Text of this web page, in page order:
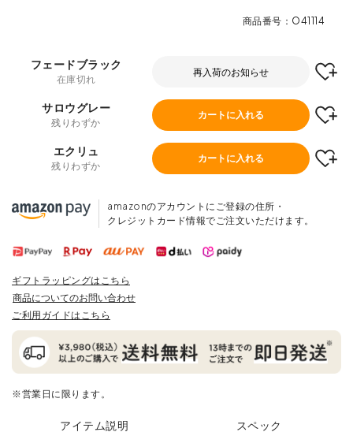
商品番号 O41114
フェードブラック
在庫切れ
再入荷のお知らせ
サロウグレー
残りわずか
カートに入れる
エクリュ
残りわずか
カートに入れる
amazonのアカウントにご登録の住所・
クレジットカード情報でご注文いただけます。
ギフトラッピングはこちら
商品についてのお問い合わせ
ご利用ガイドはこちら
※営業日に限ります。
アイテム説明 スペック